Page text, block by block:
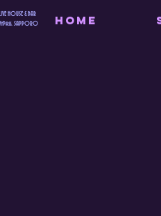
LIVE HOUSE & BAR
SAPPORO
HOME